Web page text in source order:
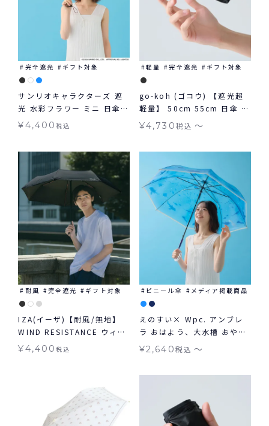
完全遮光 ギフト対象
サンリオキャラクターズ 遮
光 水彩フラワー ミニ 日傘
折りたたみ ギフト対象 晴雨
¥4,400税込
軽量 完全遮光 ギフト対象
go-koh (ゴコウ) 【遮光超
軽量】 50cm 55cm 日傘 折
りたたみ 晴雨兼用 ギフト対
¥4,730税込 〜
耐風 完全遮光 ギフト対象
IZA(イーザ)【耐風/無地】
WIND RESISTANCE ウィン
ドレジスタンス 日傘 折りた
¥4,400税込
ビニール傘 メディア掲載商品
えのすい× Wpc. アンブレ
ラ おはよう、大水槽 おやす
み 、くらげ 新江ノ島水族館
Wpc. ビニール傘 長傘 折り
¥2,640税込 〜